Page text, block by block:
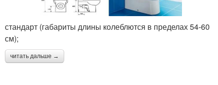
стандарт (габариты длины колеблются в пределах 54-60
см);
читать дальше →